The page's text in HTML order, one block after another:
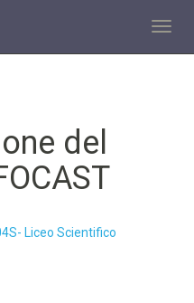
del
Liceo Scientifico